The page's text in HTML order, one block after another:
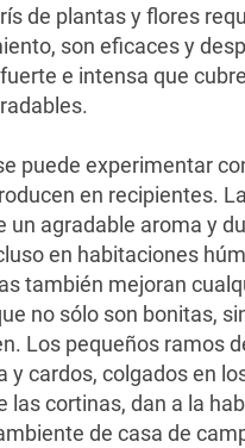
de plantas y flores
son eficaces y
e intensa que
puede experimentar
en recipientes.
un agradable aroma y
en habitaciones
también mejoran
no sólo son bonitas,
Los pequeños ramos
y cardos, colgados en
las cortinas, dan a la
de casa de